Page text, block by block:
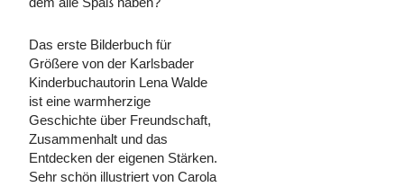
Das erste Bilderbuch für
Größere von der Karlsbader
Kinderbuchautorin Lena Walde
ist eine warmherzige
Geschichte über Freundschaft,
Zusammenhalt und das
Entdecken der eigenen Stärken.
Sehr schön illustriert von Carola